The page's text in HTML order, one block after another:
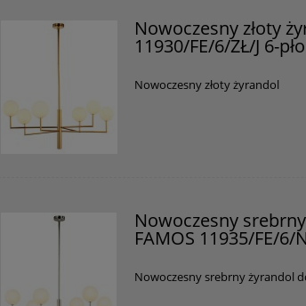
Nowoczesny złoty
11930/FE/6/ZŁ/J 6-
Nowoczesny złoty żyrandol
Nowoczesny
FAMOS 11935/FE/6/
Nowoczesny srebrny żyrandol